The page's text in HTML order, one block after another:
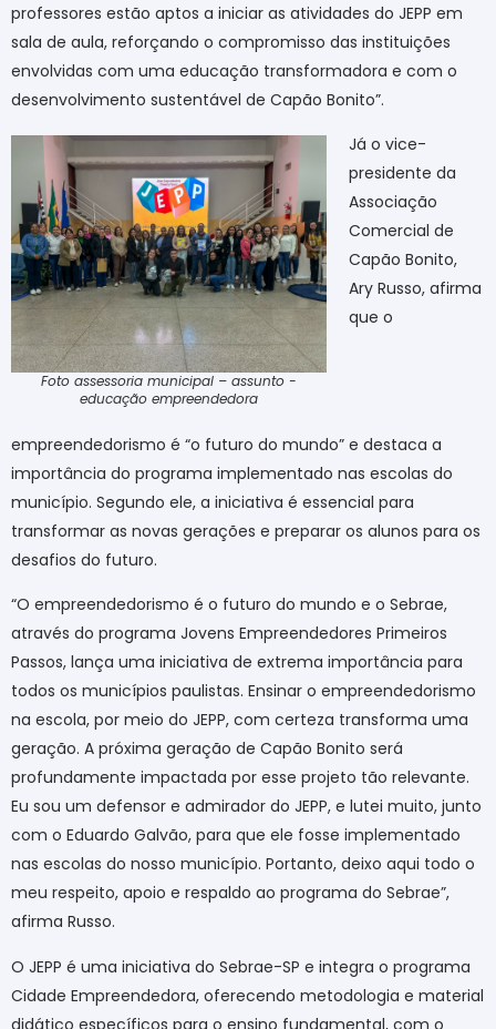
professores estão aptos a iniciar as atividades do JEPP em
sala de aula, reforçando o compromisso das instituições
envolvidas com uma educação transformadora e com o
desenvolvimento sustentável de Capão Bonito”.
Foto assessoria municipal – assunto -
educação empreendedora
Já o vice-
presidente da
Associação
Comercial de
Capão Bonito,
Ary Russo, afirma
que o
empreendedorismo é “o futuro do mundo” e destaca a
importância do programa implementado nas escolas do
município. Segundo ele, a iniciativa é essencial para
transformar as novas gerações e preparar os alunos para os
desafios do futuro.
“O empreendedorismo é o futuro do mundo e o Sebrae,
através do programa Jovens Empreendedores Primeiros
Passos, lança uma iniciativa de extrema importância para
todos os municípios paulistas. Ensinar o empreendedorismo
na escola, por meio do JEPP, com certeza transforma uma
geração. A próxima geração de Capão Bonito será
profundamente impactada por esse projeto tão relevante.
Eu sou um defensor e admirador do JEPP, e lutei muito, junto
com o Eduardo Galvão, para que ele fosse implementado
nas escolas do nosso município. Portanto, deixo aqui todo o
meu respeito, apoio e respaldo ao programa do Sebrae”,
afirma Russo.
O JEPP é uma iniciativa do Sebrae-SP e integra o programa
Cidade Empreendedora, oferecendo metodologia e material
didático específicos para o ensino fundamental, com o